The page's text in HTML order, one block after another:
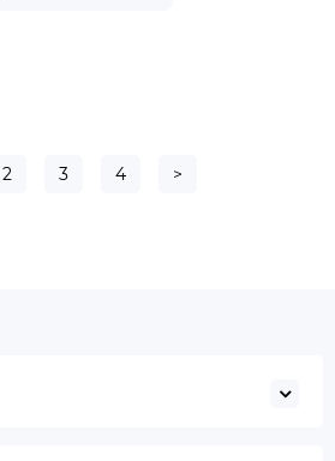
2 3 4 >